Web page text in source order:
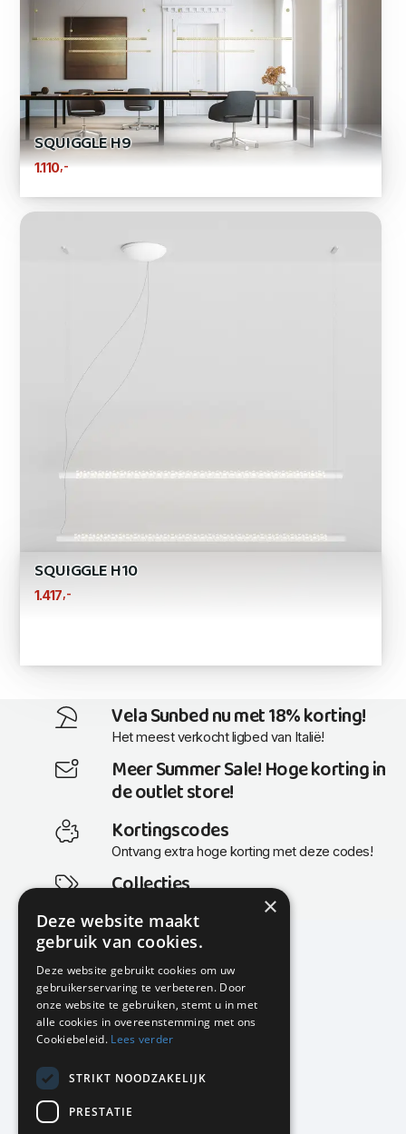
SQUIGGLE H9
1.110,-
SQUIGGLE H10
1.417,-
Vela Sunbed nu met 18% korting!
Het meest verkocht ligbed van Italië!
Meer Summer Sale! Hoge korting in
de outlet store!
Kortingscodes
Ontvang extra hoge korting met deze codes!
Collecties
Actuele en populaire collecties
KMP Kantoormeubilair
Airport Business Park
Frankfurtstraat 29-31
1175 RH Lijnden
020-617 01 26
info@kmpkantoormeubilair.nl
×
Deze website maakt
gebruik van cookies.
Deze website gebruikt cookies om uw
gebruikerservaring te verbeteren. Door
onze website te gebruiken, stemt u in met
alle cookies in overeenstemming met ons
Cookiebeleid. Lees verder
STRIKT NOODZAKELIJK
PRESTATIE